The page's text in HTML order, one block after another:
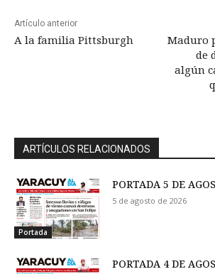
Artículo anterior
A la familia Pittsburgh
Maduro
de
algún
ARTÍCULOS RELACIONADOS
Portada
PORTADA 5 DE
5 de agosto de 2026
PORTADA 4 DE